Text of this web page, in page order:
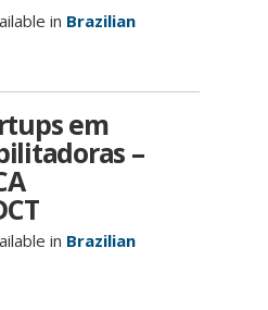
in Brazilian
em
–
in Brazilian